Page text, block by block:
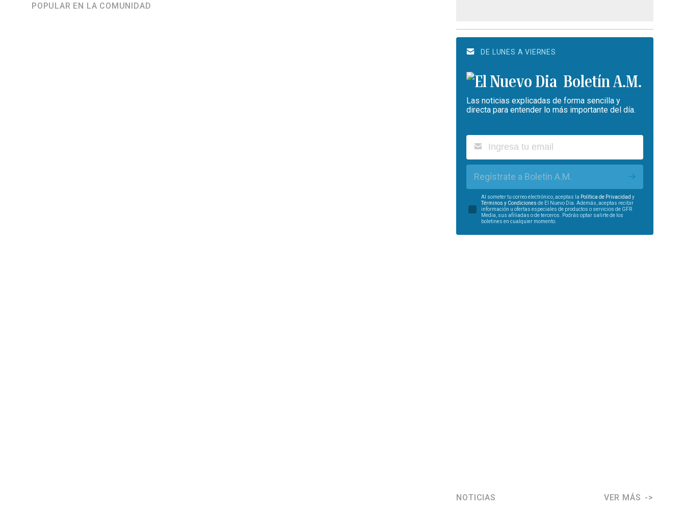
POPULAR EN LA COMUNIDAD
DE LUNES A VIERNES
Boletín A.M.
Las noticias explicadas de forma sencilla y
directa para entender lo más importante del día.
Regístrate a Boletín A.M.
Al someter tu correo electrónico, aceptas la Política de Privacidad y
Términos y Condiciones de El Nuevo Día. Además, aceptas recibir
información u ofertas especiales de productos o servicios de GFR
Media, sus afiliadas o de terceros. Podrás optar salirte de los
boletines en cualquier momento.
NOTICIAS VER MÁS